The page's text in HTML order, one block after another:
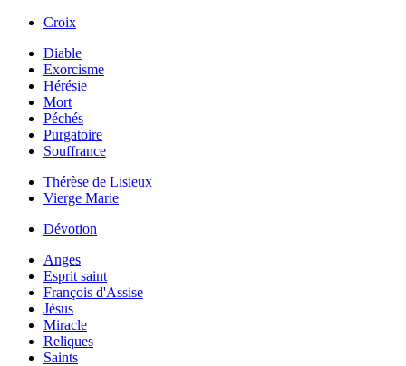
Croix
Diable
Exorcisme
Hérésie
Mort
Péchés
Purgatoire
Souffrance
Thérèse de Lisieux
Vierge Marie
Dévotion
Anges
Esprit saint
François d'Assise
Jésus
Miracle
Reliques
Saints